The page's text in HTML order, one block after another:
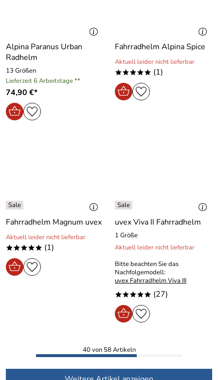
Alpina Paranus Urban
Radhelm
13 Größen
Lieferzeit 6 Arbeitstage **
74,90 €*
Fahrradhelm Alpina Spice
Aktuell leider nicht lieferbar
***** (1)
Fahrradhelm Magnum uvex
Aktuell leider nicht lieferbar
***** (1)
uvex Viva II Fahrradhelm
1 Größe
Aktuell leider nicht lieferbar
Bitte beachten Sie das
Nachfolgemodell:
uvex Fahrradhelm Viva III
***** (27)
40 von 58 Artikeln